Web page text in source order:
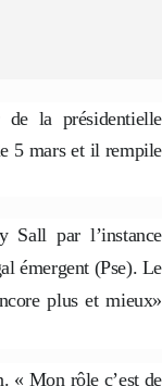
la présidentielle
5 mars et il rempile
Sall par l’instance
émergent (Pse). Le
plus et mieux»
« Mon rôle c’est de